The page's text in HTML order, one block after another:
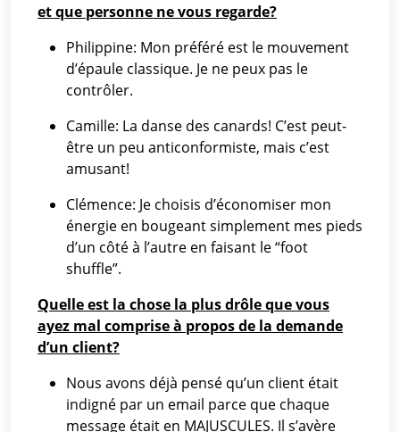
et que personne ne vous regarde?
Philippine: Mon préféré est le mouvement
d’épaule classique. Je ne peux pas le
contrôler.
Camille: La danse des canards! C’est peut-
être un peu anticonformiste, mais c’est
amusant!
Clémence: Je choisis d’économiser mon
énergie en bougeant simplement mes pieds
d’un côté à l’autre en faisant le “foot
shuffle”.
Quelle est la chose la plus drôle que vous
ayez mal comprise à propos de la demande
d’un client?
Nous avons déjà pensé qu’un client était
indigné par un email parce que chaque
message était en MAJUSCULES. Il s’avère